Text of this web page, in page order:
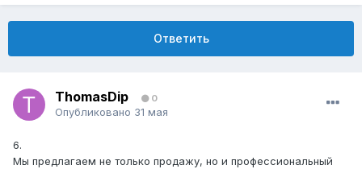
Ответить
ThomasDip 0
Опубликовано 31 мая
6.
Мы предлагаем не только продажу, но и профессиональный